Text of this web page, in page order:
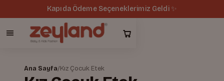
Kapıda Ödeme Seçeneklerimiz Geldi ✨
Ana Sayfa/Kız Çocuk Etek